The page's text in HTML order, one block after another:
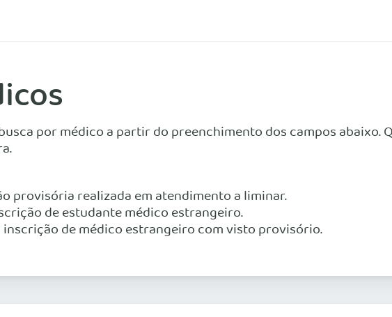
por médico a partir do preenchimento dos campos abaixo.
provisória realizada em atendimento a liminar.
de estudante médico estrangeiro.
inscrição de médico estrangeiro com visto provisório.